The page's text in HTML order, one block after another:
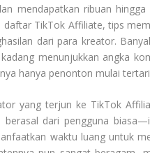
mendapatkan ribuan
daftar TikTok Affiliate, tips
dari para kreator.
menunjukkan angka
hanya penonton mulai
yang terjun ke TikTok
berasal dari pengguna
waktu luang untuk